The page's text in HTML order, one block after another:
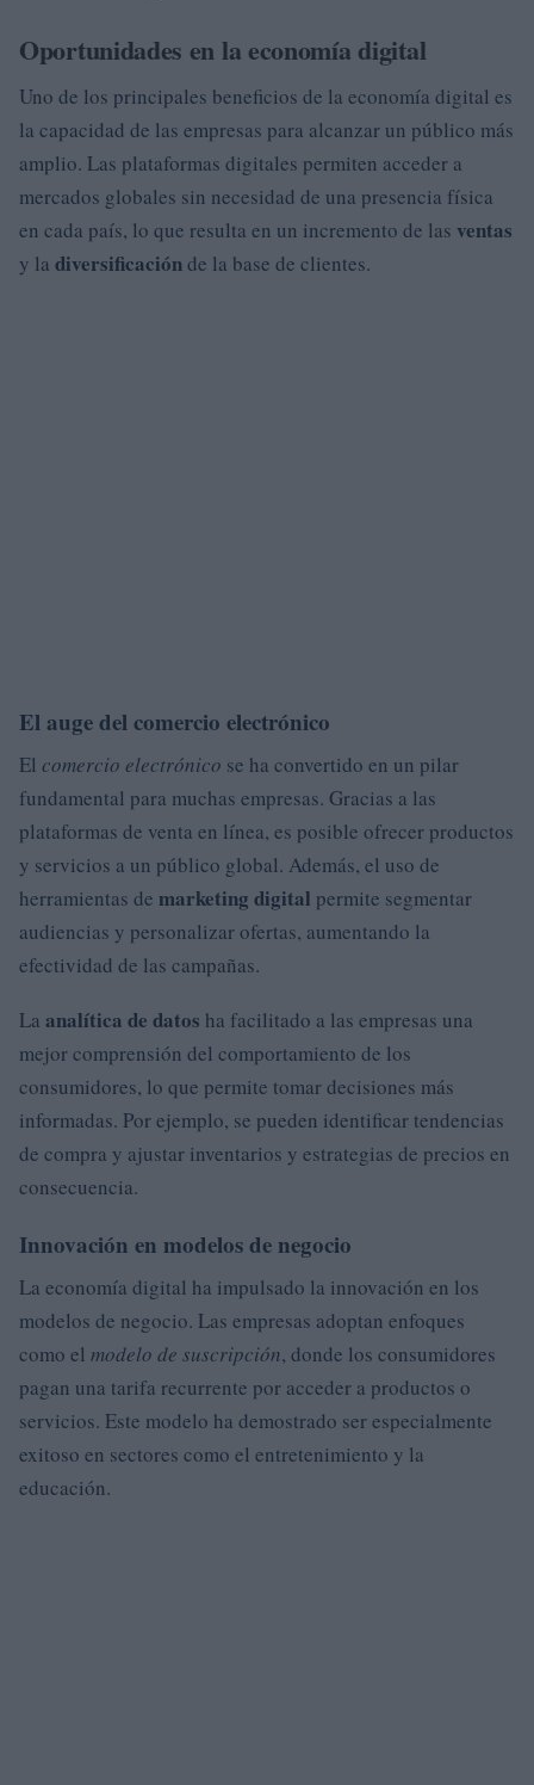
Oportunidades en la economía digital
Uno de los principales beneficios de la economía digital es
la capacidad de las empresas para alcanzar un público más
amplio. Las plataformas digitales permiten acceder a
mercados globales sin necesidad de una presencia física
en cada país, lo que resulta en un incremento de las ventas
y la diversificaciónde la base de clientes.
El auge del comercio electrónico
El comercio electrónico se ha convertido en un pilar
fundamental para muchas empresas. Gracias a las
plataformas de venta en línea, es posible ofrecer productos
y servicios a un público global. Además, el uso de
herramientas de marketing digital permite segmentar
audiencias y personalizar ofertas, aumentando la
efectividad de las campañas.
La analítica de datos ha facilitado a las empresas una
mejor comprensión del comportamiento de los
consumidores, lo que permite tomar decisiones más
informadas. Por ejemplo, se pueden identificar tendencias
de compra y ajustar inventarios y estrategias de precios en
consecuencia.
Innovación en modelos de negocio
La economía digital ha impulsado la innovación en los
modelos de negocio. Las empresas adoptan enfoques
como el modelo de suscripción, donde los consumidores
pagan una tarifa recurrente por acceder a productos o
servicios. Este modelo ha demostrado ser especialmente
exitoso en sectores como el entretenimiento y la
educación.